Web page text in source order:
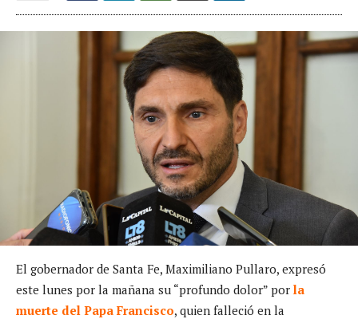
El gobernador de Santa Fe, Maximiliano Pullaro, expresó
este lunes por la mañana su “profundo dolor” por la
muerte del Papa Francisco, quien falleció en la